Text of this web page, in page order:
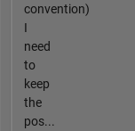
convention)
I
need
to
keep
the
pos...